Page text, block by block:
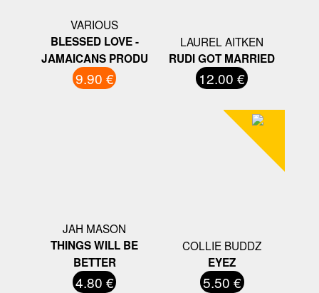
VARIOUS
BLESSED LOVE -
JAMAICANS PRODU
9.90 €
LAUREL AITKEN
RUDI GOT MARRIED
12.00 €
JAH MASON
THINGS WILL BE
BETTER
4.80 €
COLLIE BUDDZ
EYEZ
5.50 €